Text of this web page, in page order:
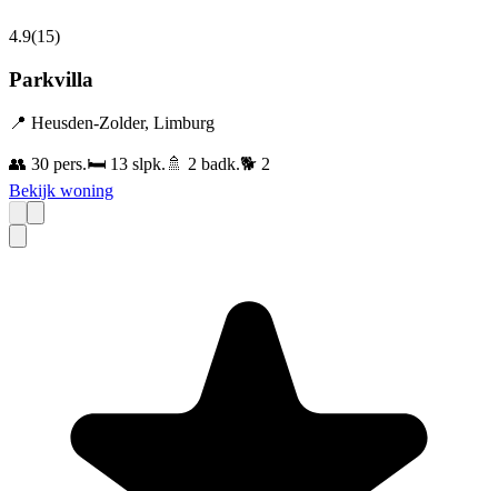
4.9(15)
Parkvilla
📍 Heusden-Zolder, Limburg
👥 30 pers.🛏️ 13 slpk. 🚿 2 badk.🐕 2
Bekijk woning